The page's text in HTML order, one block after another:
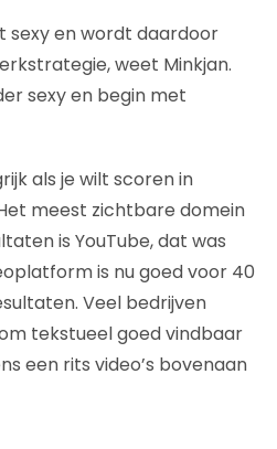
sexy en wordt daardoor
weet Minkjan.
sexy en begin met
als je wilt scoren in
meest zichtbare domein
is YouTube, dat was
is nu goed voor 40
Veel bedrijven
tekstueel goed vindbaar
een rits video’s bovenaan